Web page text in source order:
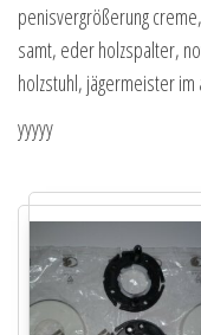
penisvergrößerung
samt, eder holzspalter,
holzstuhl, jägermeister im
yyyyy